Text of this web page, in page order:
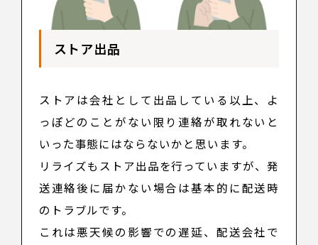
ストア出品
ストアは会社として出品している以上、よ
っぽどのことがない限り連絡が取れないと
いった事態にはならないかと思います。
リライズもストア出品を行っていますが、発
送連絡後に届かない場合は基本的に配送時
のトラブルです。
これは悪天候の影響での遅延、配送会社で